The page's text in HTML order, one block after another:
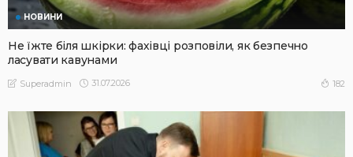
НОВИНИ
Не їжте біля шкірки: фахівці розповіли, як безпечно
ласувати кавунами
Superadmin 31.07.2026 182